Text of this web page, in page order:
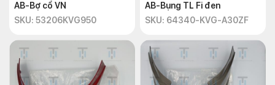
AB-Bợ cổ VN
SKU: 53206KVG950
AB-Bụng TL Fi đen
SKU: 64340-KVG-A30ZF